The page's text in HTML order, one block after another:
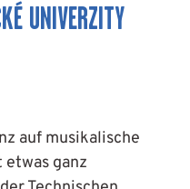
UNIVERZITY
auf musikalische
ganz